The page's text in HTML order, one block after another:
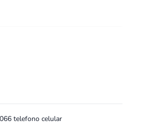
telefono celular